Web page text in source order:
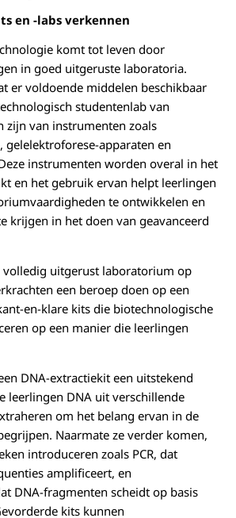
en -labs verkennen
komt tot leven door
in goed uitgeruste laboratoria.
er voldoende middelen beschikbaar
studentenlab van
zijn van instrumenten zoals
gelelektroforese-apparaten en
instrumenten worden overal in het
en het gebruik ervan helpt leerlingen
te ontwikkelen en
krijgen in het doen van geavanceerd
volledig uitgerust laboratorium op
een beroep doen op een
en-klare kits die biotechnologische
op een manier die leerlingen
DNA-extractiekit een uitstekend
leerlingen DNA uit verschillende
om het belang ervan in de
Naarmate ze verder komen,
introduceren zoals PCR, dat
amplificeert, en
DNA-fragmenten scheidt op basis
kits kunnen